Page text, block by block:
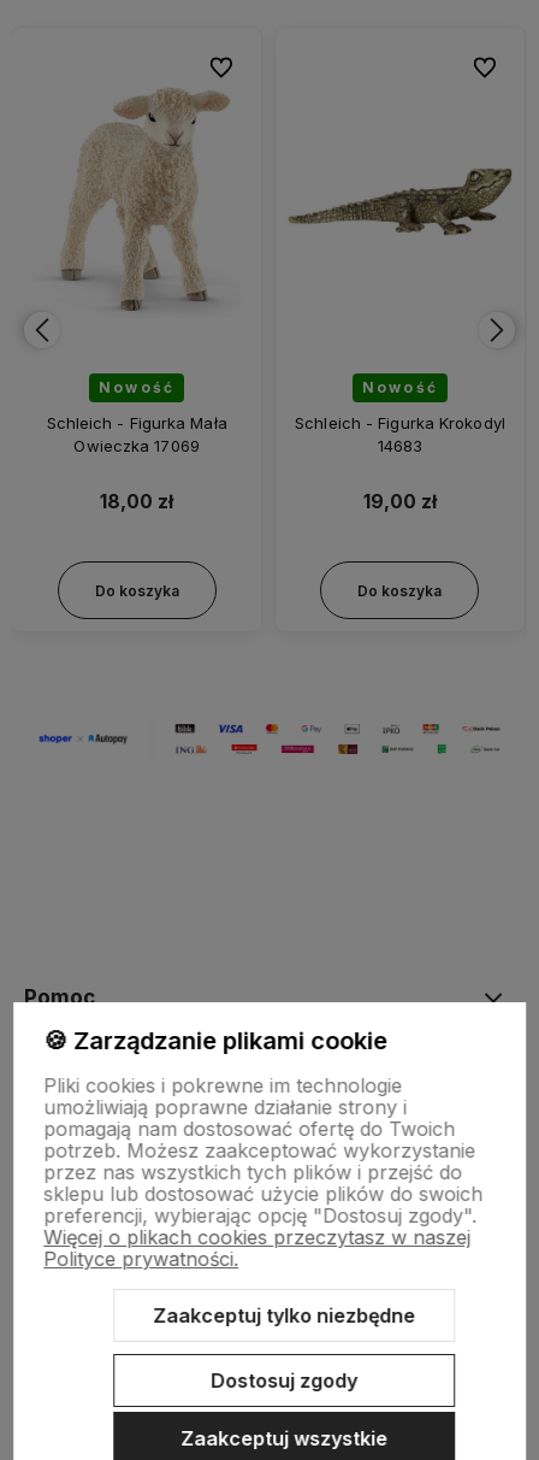
Nowość
Schleich - Figurka Mała
Owieczka 17069
18,00 zł
Do koszyka
Do ulubionych
Do ulubionych
Nowość
Schleich - Figurka Krokodyl
14683
19,00 zł
Do koszyka
Do
Do
Pomoc
Moje konto
Płatności i dostawa
Informacje
🍪 Zarządzanie plikami cookie
Pliki cookies i pokrewne im technologie
umożliwiają poprawne działanie strony i
pomagają nam dostosować ofertę do Twoich
potrzeb. Możesz zaakceptować wykorzystanie
przez nas wszystkich tych plików i przejść do
sklepu lub dostosować użycie plików do swoich
preferencji, wybierając opcję "Dostosuj zgody".
Więcej o plikach cookies przeczytasz w naszej
Polityce prywatności.
Zaakceptuj tylko niezbędne
Dostosuj zgody
Zaakceptuj wszystkie